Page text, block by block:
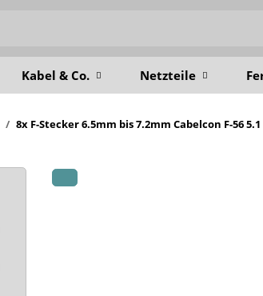
Kabel & Co. Netzteile
8x F-Stecker 6.5mm bis 7.2mm Cabelcon F-56